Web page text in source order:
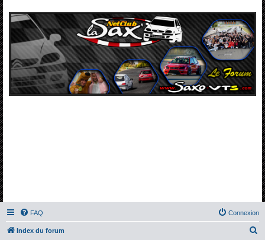
FAQ Connexion
Index du forum